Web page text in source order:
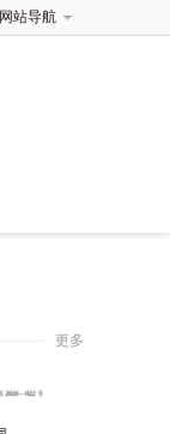
网站导航
更多